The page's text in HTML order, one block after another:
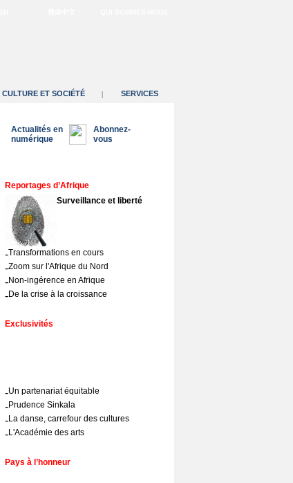
CULTURE ET SOCIÉTÉ | SERVICES
Actualités en
numérique
Abonnez-
vous
Reportages d’Afrique
Surveillance et liberté
-Transformations en cours
-Zoom sur l'Afrique du Nord
-Non-ingérence en Afrique
-De la crise à la croissance
Exclusivités
-Un partenariat équitable
-Prudence Sinkala
-La danse, carrefour des cultures
-L'Académie des arts
Pays à l’honneur